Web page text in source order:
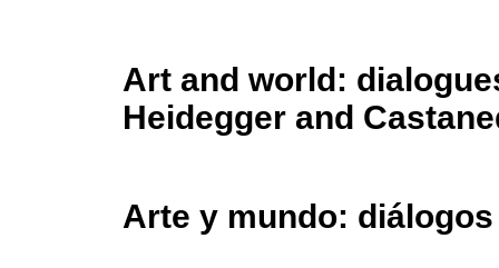
Art and world:
Heidegger and
Arte y mundo: